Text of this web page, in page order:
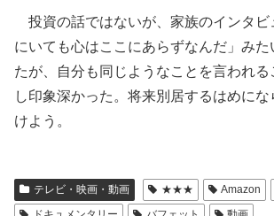
投資の話ではないが、家族のインタビ
にいても心はここにあらずなんだ」みた
たが、自分も同じようなことを言われ
し印象深かった。将来別居するはめに
けよう。
テレビ・映画・動画 ★★★ Amazon